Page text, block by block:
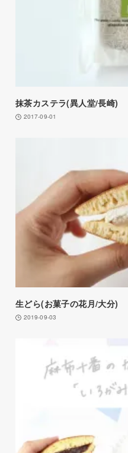
抹茶カステラ(異人堂/長崎)
2017-09-01
生どら(お菓子の花月/大分)
2019-09-03